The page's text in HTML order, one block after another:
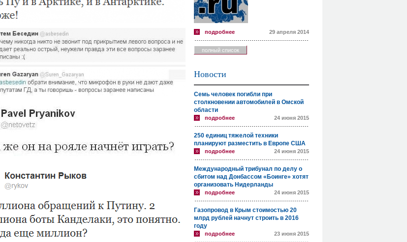
подробнее 29 апреля 2014
полный список
Новости
Семь человек погибли при
столкновении автомобилей в Омской
области
подробнее 24 июня 2015
250 единиц тяжелой техники
планируют разместить в Европе США
подробнее 24 июня 2015
Международный трибунал по делу о
сбитом над Донбассом «Боинге» хотят
организовать Нидерланды
подробнее 24 июня 2015
Газопровод в Крым стоимостью 20
млрд рублей начнут строить в 2016
году
подробнее 23 июня 2015